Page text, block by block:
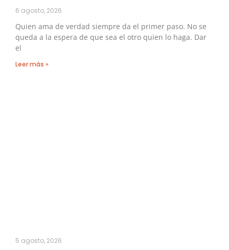
6 agosto, 2026
Quien ama de verdad siempre da el primer paso. No se
queda a la espera de que sea el otro quien lo haga. Dar
el
Leer más »
5 agosto, 2026